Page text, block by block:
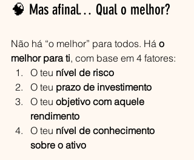
🧠 Mas afinal… Qual o melhor?
Não há “o melhor” para todos. Há o
melhor para ti, com base em 4 fatores:
O teu nível de risco
O teu prazo de investimento
O teu objetivo com aquele
rendimento
O teu nível de conhecimento
sobre o ativo